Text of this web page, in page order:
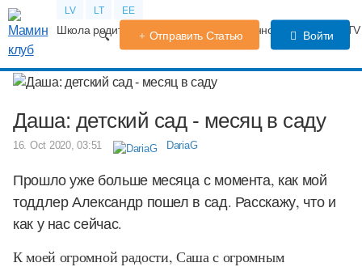
LV LT EE
Школа родителей Календарь беременности Форум
Отправить Статью Войти
Даша: детский сад - месяц в саду
16. Oct 2020, 03:51 DariaG
Прошло уже больше месяца с момента, как мой
тоддлер Александр пошел в сад. Расскажу, что и
как у нас сейчас.
К моей огромной радости, Саша с огромным